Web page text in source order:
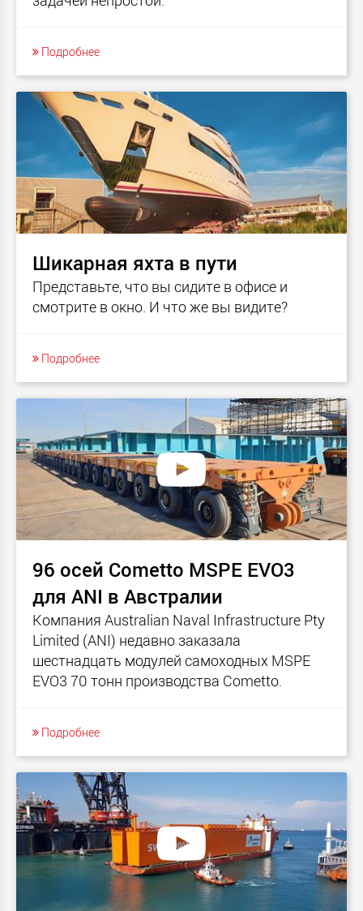
Подробнее
Шикарная яхта в пути
Представьте, что вы сидите в офисе и
смотрите в окно. И что же вы видите?
Подробнее
96 осей Cometto MSPE EVO3
для ANI в Австралии
Компания Australian Naval Infrastructure Pty
Limited (ANI) недавно заказала
шестнадцать модулей самоходных MSPE
EVO3 70 тонн производства Cometto.
Подробнее